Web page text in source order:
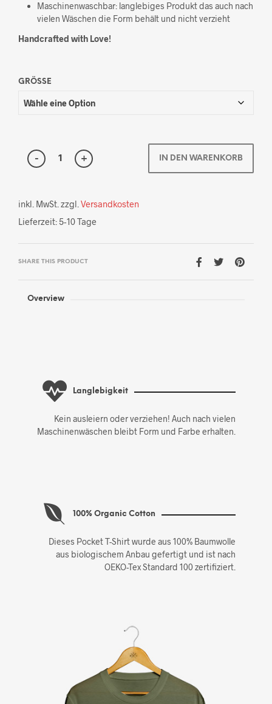
Maschinenwaschbar: langlebiges Produkt das auch nach
vielen Wäschen die Form behält und nicht verzieht
Handcrafted with Love!
GRÖSSE
IN DEN WARENKORB
inkl. MwSt. zzgl. Versandkosten
Lieferzeit:5-10 Tage
SHARE THIS PRODUCT
Overview
Langlebigkeit
Kein ausleiern oder verziehen! Auch nach vielen
Maschinenwäschen bleibt Form und Farbe erhalten.
100% Organic Cotton
Dieses Pocket T-Shirt wurde aus 100% Baumwolle
aus biologischem Anbau gefertigt und ist nach
OEKO-Tex Standard 100 zertifiziert.